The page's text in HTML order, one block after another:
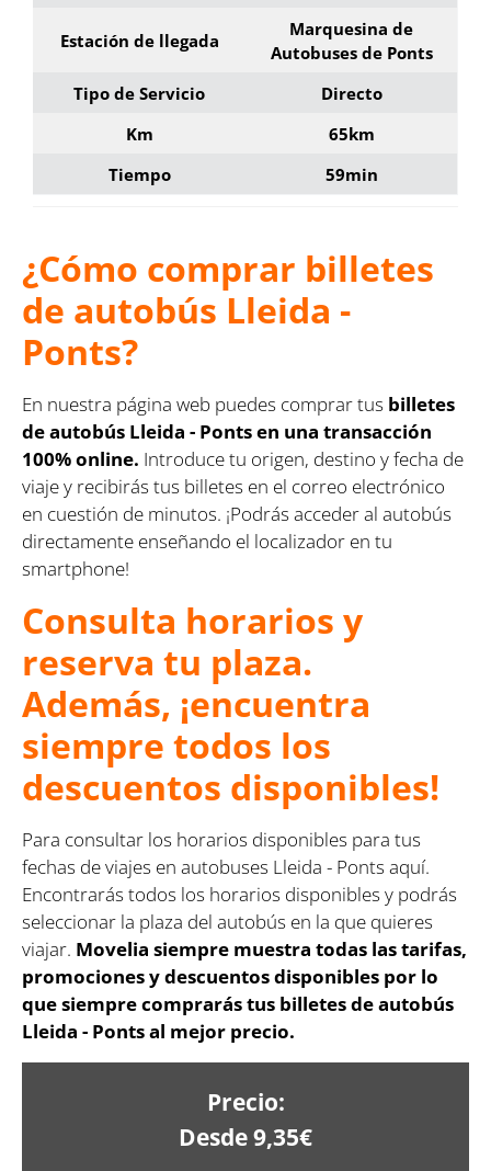
Estación de llegada
Marquesina de
Autobuses de Ponts
Tipo de Servicio
Directo
Km
65km
Tiempo
59min
¿Cómo comprar billetes
de autobús Lleida -
Ponts?
En nuestra página web puedes comprar tus billetes
de autobús Lleida - Ponts en una transacción
100% online. Introduce tu origen, destino y fecha de
viaje y recibirás tus billetes en el correo electrónico
en cuestión de minutos. ¡Podrás acceder al autobús
directamente enseñando el localizador en tu
smartphone!
Consulta horarios y
reserva tu plaza.
Además, ¡encuentra
siempre todos los
descuentos disponibles!
Para consultar los horarios disponibles para tus
fechas de viajes en autobuses Lleida - Ponts aquí.
Encontrarás todos los horarios disponibles y podrás
seleccionar la plaza del autobús en la que quieres
viajar. Movelia siempre muestra todas las tarifas,
promociones y descuentos disponibles por lo
que siempre comprarás tus billetes de autobús
Lleida - Ponts al mejor precio.
Precio:
Desde 9,35€